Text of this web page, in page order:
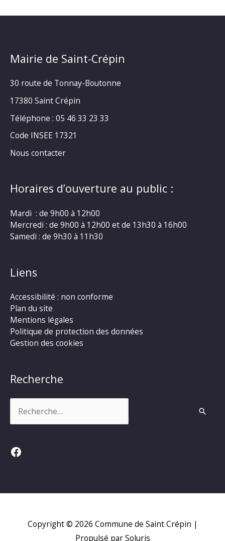
Mairie de Saint-Crépin
30 route de Tonnay-Boutonne
17380 Saint Crépin
Téléphone : 05 46 33 23 33
Code INSEE 17321
Nous contacter
Horaires d’ouverture au public :
Mardi : de 9h00 à 12h00
Mercredi : de 9h00 à 12h00 et de 13h30 à 16h00
Samedi : de 9h30 à 11h30
Liens
Accessibilité : non conforme
Plan du site
Mentions légales
Politique de protection des données
Gestion des cookies
Recherche
Facebook
Copyright © 2026 Commune de Saint Crépin |
Propulsé par Soluris